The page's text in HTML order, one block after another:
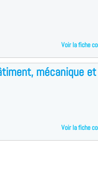
Voir la fiche
mécanique et
Voir la fiche